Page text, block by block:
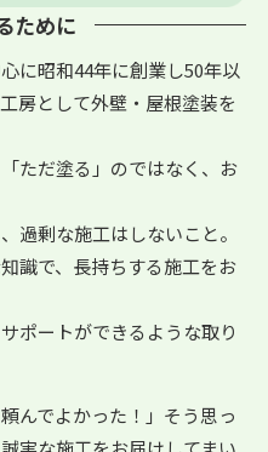
ために
に昭和44年に創業し50年以
房として外壁・屋根塗装を
ただ塗る」のではなく、お
過剰な施工はしないこと。
識で、長持ちする施工をお
ポートができるような取り
んでよかった！」そう思っ